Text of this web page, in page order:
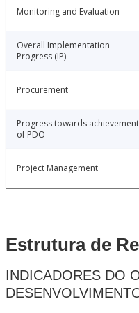
Monitoring and Evaluation
Overall Implementation
Progress (IP)
Procurement
Progress towards achievement
of PDO
Project Management
Estrutura de
INDICADORES DO